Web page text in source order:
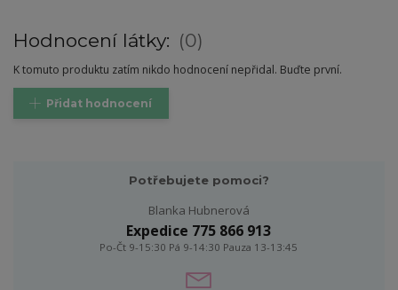
Hodnocení látky: 0
K tomuto produktu zatím nikdo hodnocení nepřidal. Buďte první.
Přidat hodnocení
Potřebujete pomoci?
Blanka Hubnerová
Expedice 775 866 913
Po-Čt 9-15:30 Pá 9-14:30 Pauza 13-13:45